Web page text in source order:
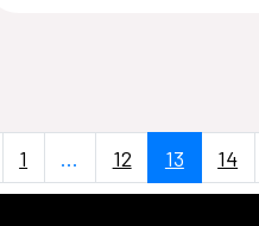
Página
1 ...Páginas intermedias
Página
12 Página
13 14